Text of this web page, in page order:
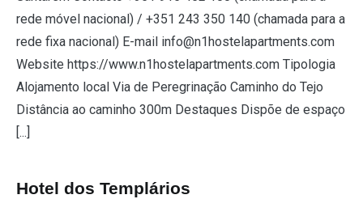
rede móvel nacional) / +351 243 350 140 (chamada para a
rede fixa nacional) E-mail info@n1hostelapartments.com
Website https://www.n1hostelapartments.com Tipologia
Alojamento local Via de Peregrinação Caminho do Tejo
Distância ao caminho 300m Destaques Dispõe de espaço
[...]
Hotel dos Templários